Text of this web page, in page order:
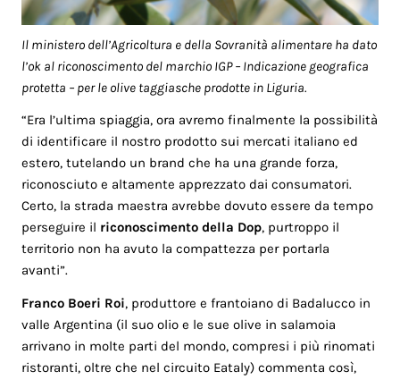
Il ministero dell’Agricoltura e della Sovranità alimentare ha dato
l’ok al riconoscimento del marchio IGP – Indicazione geografica
protetta – per le olive taggiasche prodotte in Liguria.
“Era l’ultima spiaggia, ora avremo finalmente la possibilità
di identificare il nostro prodotto sui mercati italiano ed
estero, tutelando un brand che ha una grande forza,
riconosciuto e altamente apprezzato dai consumatori.
Certo, la strada maestra avrebbe dovuto essere da tempo
perseguire il riconoscimento della Dop, purtroppo il
territorio non ha avuto la compattezza per portarla
avanti”.
Franco Boeri Roi, produttore e frantoiano di Badalucco in
valle Argentina (il suo olio e le sue olive in salamoia
arrivano in molte parti del mondo, compresi i più rinomati
ristoranti, oltre che nel circuito Eataly) commenta così,